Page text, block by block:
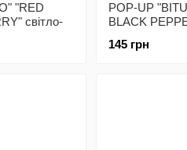
"RED
світло-
POP-UP
BLACK
145 грн